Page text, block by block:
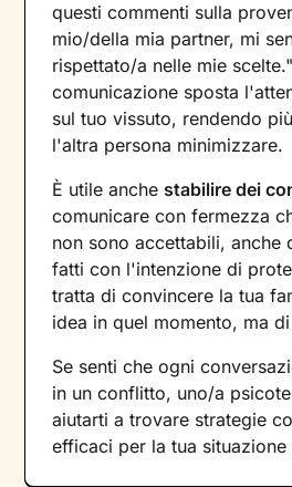
questi commenti sulla
mio/della mia partner, mi
rispettato/a nelle mie
comunicazione sposta
sul tuo vissuto, rendendo
l'altra persona minimizzare.
È utile anche stabilire dei
comunicare con fermezza
non sono accettabili, anche
fatti con l'intenzione di
tratta di convincere la tua
idea in quel momento, ma
Se senti che ogni
in un conflitto, uno/a
aiutarti a trovare strategie
efficaci per la tua